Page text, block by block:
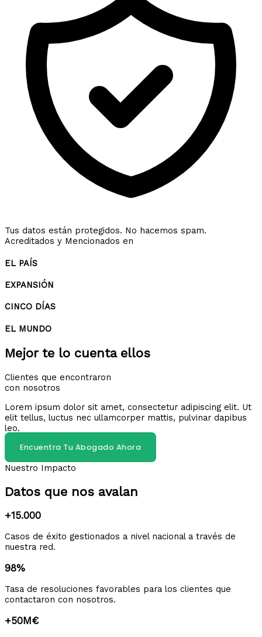
Tus datos están protegidos. No hacemos spam.
Acreditados y Mencionados en
EL PAÍS
EXPANSIÓN
CINCO DÍAS
EL MUNDO
Mejor te lo cuenta ellos
Clientes que encontraron
con nosotros
Lorem ipsum dolor sit amet, consectetur adipiscing elit. Ut
elit tellus, luctus nec ullamcorper mattis, pulvinar dapibus
leo.
Encuentra Tu Abogado Ahora
Nuestro Impacto
Datos que nos avalan
+15.000
Casos de éxito gestionados a nivel nacional a través de
nuestra red.
98%
Tasa de resoluciones favorables para los clientes que
contactaron con nosotros.
+50M€